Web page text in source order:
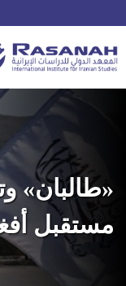
«طالبان»
مستقبل